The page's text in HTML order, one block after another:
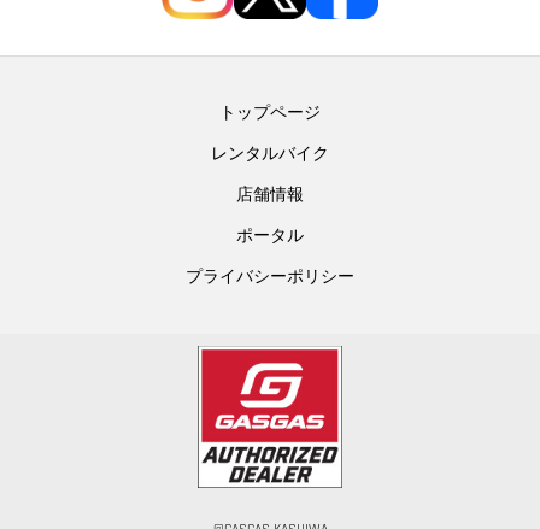
トップページ
レンタルバイク
店舗情報
ポータル
プライバシーポリシー